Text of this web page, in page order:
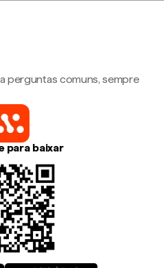
perguntas comuns, sempre
para baixar